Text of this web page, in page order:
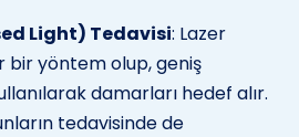
Light) Tedavisi: Lazer
bir yöntem olup, geniş
damarları hedef alır.
tedavisinde de